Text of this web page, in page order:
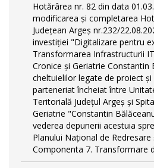
Hotărârea nr. 82 din data
modificarea și completarea
Județean Argeș nr.232/
investiției "Digitalizare pentru
Transformarea Infrastructurii
Cronice și Geriatrie Constantin
cheltuielilor legate de proiect și
parteneriat încheiat între
Teritorială Județul Argeș și
Geriatrie "Constantin
vederea depunerii acestuia
Planului Național de Redresare
Componenta 7. Transformare